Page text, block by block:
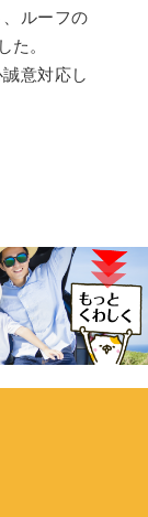
ルーフの
た。
意対応し